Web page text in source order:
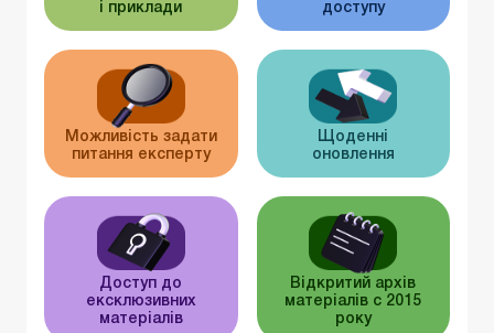
і приклади
доступу
Можливість задати
питання експерту
Щоденні
оновлення
Доступ до
ексклюзивних
матеріалів
Відкритий архів
матеріалів c 2015
року